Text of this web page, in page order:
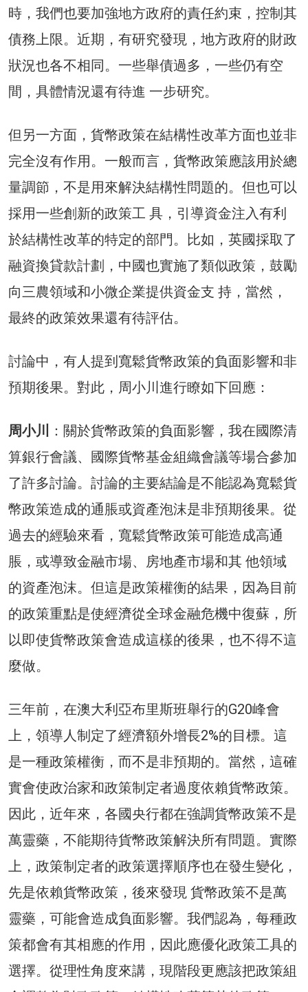
時，我們也要加強地方政府的責任約束，控制其
債務上限。近期，有研究發現，地方政府的財政
狀況也各不相同。一些舉債過多，一些仍有空
間，具體情況還有待進 一步研究。
但另一方面，貨幣政策在結構性改革方面也並非
完全沒有作用。一般而言，貨幣政策應該用於總
量調節，不是用來解決結構性問題的。但也可以
採用一些創新的政策工 具，引導資金注入有利
於結構性改革的特定的部門。比如，英國採取了
融資換貸款計劃，中國也實施了類似政策，鼓勵
向三農領域和小微企業提供資金支 持，當然，
最終的政策效果還有待評估。
討論中，有人提到寬鬆貨幣政策的負面影響和非
預期後果。對此，周小川進行瞭如下回應：
周小川
：關於貨幣政策的負面影響，我在國際清
算銀行會議、國際貨幣基金組織會議等場合參加
了許多討論。討論的主要結論是不能認為寬鬆貨
幣政策造成的通脹或資產泡沫是非預期後果。從
過去的經驗來看，寬鬆貨幣政策可能造成高通
脹，或導致金融市場、房地產市場和其 他領域
的資產泡沫。但這是政策權衡的結果，因為目前
的政策重點是使經濟從全球金融危機中復蘇，所
以即使貨幣政策會造成這樣的後果，也不得不這
麼做。
三年前，在澳大利亞布里斯班舉行的G20峰會
上，領導人制定了經濟額外增長2%的目標。這
是一種政策權衡，而不是非預期的。當然，這確
實會使政治家和政策制定者過度依賴貨幣政策。
因此，近年來，各國央行都在強調貨幣政策不是
萬靈藥，不能期待貨幣政策解決所有問題。實際
上，政策制定者的政策選擇順序也在發生變化，
先是依賴貨幣政策，後來發現 貨幣政策不是萬
靈藥，可能會造成負面影響。我們認為，每種政
策都會有其相應的作用，因此應優化政策工具的
選擇。從理性角度來講，現階段更應該把政策組